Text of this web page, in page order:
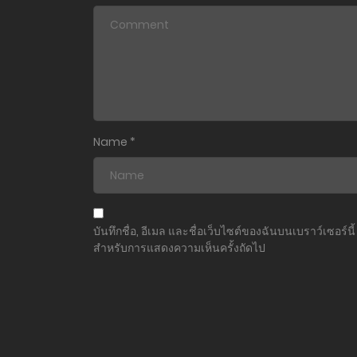
ตอนที่ 86
ตอนที่ 85
ตอนที่ 84
Name *
บันทึกชื่อ, อีเมล และชื่อเว็บไซต์ของฉันบนเบราว์เซอร์นี้
สำหรับการแสดงความเห็นครั้งถัดไป